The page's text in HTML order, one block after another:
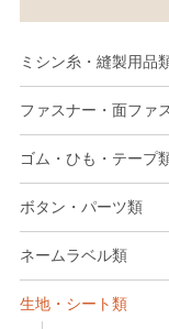
ミシン糸・縫製用品
ファスナー・面ファ
ゴム・ひも・テープ
ボタン・パーツ類
ネームラベル類
生地・シート類